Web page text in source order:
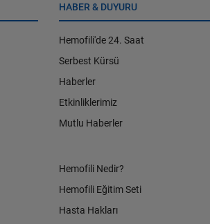
HABER & DUYURU
Hemofili'de 24. Saat
Serbest Kürsü
Haberler
Etkinliklerimiz
Mutlu Haberler
Hemofili Nedir?
Hemofili Eğitim Seti
Hasta Hakları